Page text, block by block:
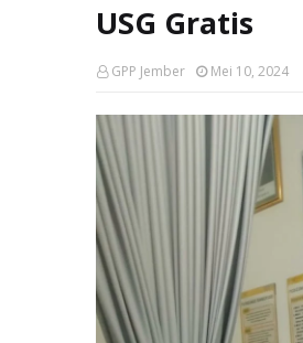
USG Gratis
GPP Jember Mei 10, 2024